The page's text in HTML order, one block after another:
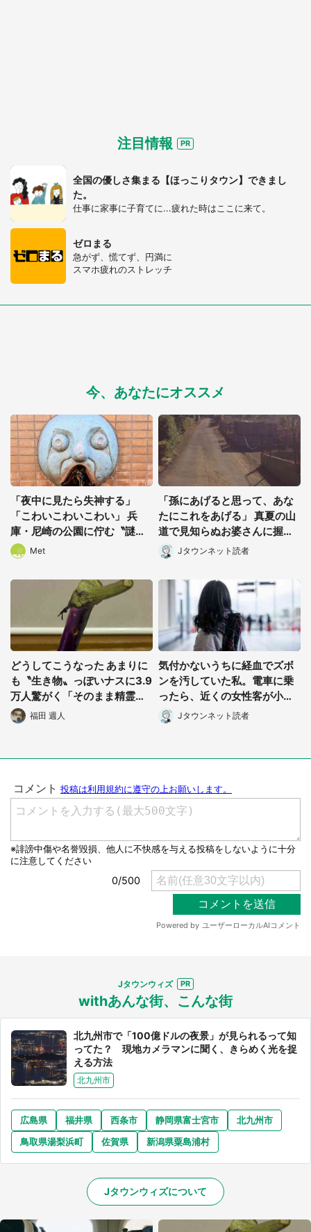
都道府選択
選択する
注目情報
全国の優しさ集まる【ほっこりタウン】できまし
た。
仕事に家事に子育てに...疲れた時はここに来て。
ゼロまる
急がず、慌てず、円満に
スマホ疲れのストレッチ
今、あなたにオススメ
「夜中に見たら失神する」
「こわいこわいこわい」 兵
庫・尼崎の公園に佇む〝謎す
ぎる顔〟に1.3万人戦慄
Met
「孫にあげると思って、あな
たにこれをあげる」 真夏の山
道で見知らぬお婆さんに握ら
されたもの(山口県・30代女
性)
Jタウンネット読者
どうしてこうなった あまりに
も〝生き物〟っぽいナスに3.9
万人驚がく「そのまま精霊馬
に使えそう」
福田 週人
気付かないうちに経血でズボ
ンを汚していた私。電車に乗
ったら、近くの女性客が小さ
な声で(千葉県・10代女性)
Jタウンネット読者
Jタウンウィズ
withあんな街、こんな街
北九州市で「100億ドルの夜景」が見られるって知
ってた？ 現地カメラマンに聞く、きらめく光を捉
える方法
北九州市
広島県 福井県 西条市 静岡県富士宮市
北九州市
鳥取県湯梨浜町
佐賀県 新潟県粟島浦村
Jタウンウィズについて